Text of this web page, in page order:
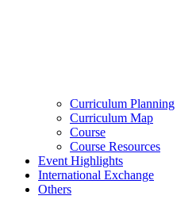
Curriculum Planning
Curriculum Map
Course
Course Resources
Event Highlights
International Exchange
Others